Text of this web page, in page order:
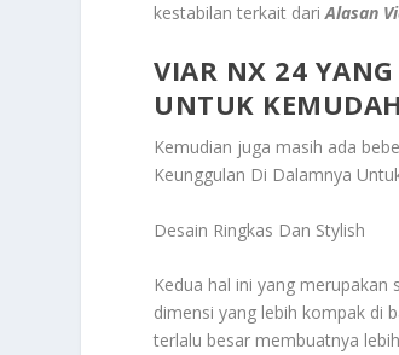
kestabilan terkait dariAlasan
VIAR NX 24
UNTUK
Kemudian juga masih ada
Keunggulan Di Dalamnya
Desain Ringkas Dan Stylish
Kedua hal ini yang
dimensi yang lebih kompak di
terlalu besar membuatnya